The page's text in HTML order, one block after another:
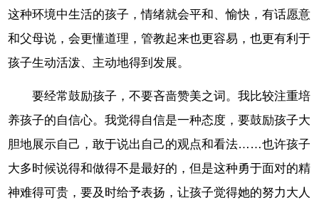
这种环境中生活的孩子，情绪就会平和、愉快，有话愿意
和父母说，会更懂道理，管教起来也更容易，也更有利于
孩子生动活泼、主动地得到发展。
要经常鼓励孩子，不要吝啬赞美之词。我比较注重培
养孩子的自信心。我觉得自信是一种态度，要鼓励孩子大
胆地展示自己，敢于说出自己的观点和看法……也许孩子
大多时候说得和做得不是最好的，但是这种勇于面对的精
神难得可贵，要及时给予表扬，让孩子觉得她的努力大人